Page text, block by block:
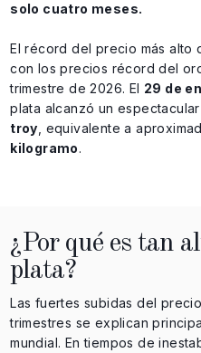
solo cuatro meses.
El récord del precio más alto
con los precios récord del
trimestre de 2026. El 29 de
plata alcanzó un
troy , equivalente a
kilogramo.
¿Por qué es tan
plata?
Las fuertes subidas del
trimestres se explican
mundial. En tiempos de